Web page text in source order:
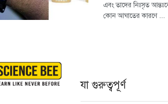
এবং তাদের নিঃসৃত
কোন আঘাতের কারণে ...
যা গুরুত্বপূর্ণ